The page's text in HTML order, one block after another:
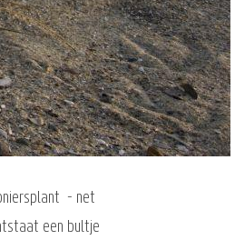
- net
een bultje